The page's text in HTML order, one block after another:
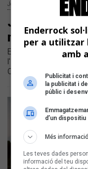
Joan Dausà al videoclip
Joan Dausà
nova gira a
El músic obre
l'espectacle
Cornellà
Enderrock
per a utilitzar
amb
Publicitat i
la publicitat i
públic i
d’un dispositiu
Més informació
Les teves dades
informació del teu